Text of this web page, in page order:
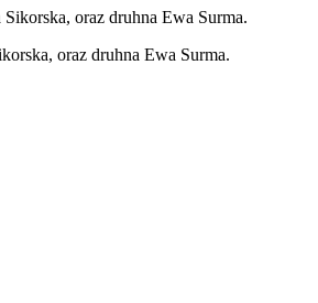
oraz druhna Ewa Surma.